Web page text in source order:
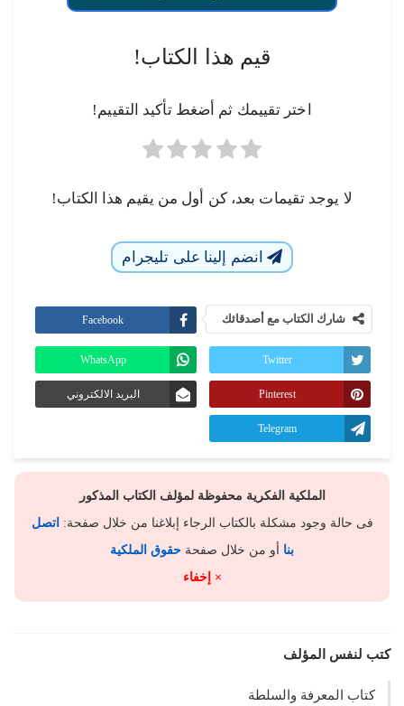
قيم هذا الكتاب!
اختر تقييمك ثم أضغط تأكيد التقييم!
لا يوجد تقيمات بعد، كن أول من يقيم هذا الكتاب!
انضم إلينا على تليجرام
شارك الكتاب مع أصدقائك Facebook
Twitter
WhatsApp
Pinterest البريد الالكتروني
Telegram
الملكية الفكرية محفوظة لمؤلف الكتاب المذكور
فى حالة وجود مشكلة بالكتاب الرجاء إبلاغنا من خلال صفحة: اتصل
بنا أو من خلال صفحة حقوق الملكية
× إخفاء
كتب لنفس المؤلف
كتاب المعرفة والسلطة